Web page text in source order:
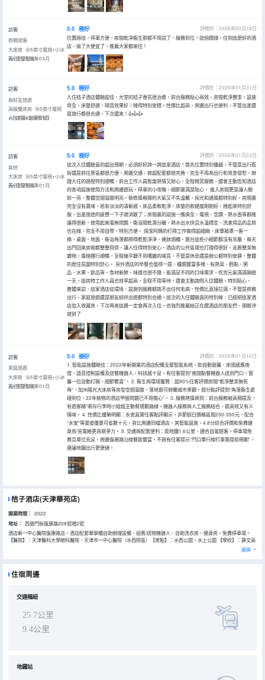
訪客
商務旅客
大床房（65英寸電視+小冰
箱+全屋智能）
入住於2026年03月
5.0 極好
評價於：2026年03月18日
位置絕佳，停車方便，房間乾淨衞生那都不用説了，服務到位！這個價錢，住到這麼好的酒
店，撿了大便宜了，推薦大家都來住！
訪客
與好友旅遊
高級雙床房（65英寸電視
+小冰箱+全屋智能）
入住於2026年01月
5.0 極好
評價於：2026年01月31日
入住桔子酒店體驗超佳，大堂的桔子香氛很治癒，前台服務貼心高效。房間乾淨整潔，設施
齊全，床墊舒適，隔音效果好，睡得特別安穩。性價比超高，周邊出行也便利，不管出差還
是旅行都很合適，下次還來！👍👍👍
訪客
其他
大床房（65英寸電視+小冰
箱+全屋智能）
入住於2026年01月
5.0 極好
評價於：2026年01月23日
這次入住體驗真的超出預期，必須好好誇一誇這家酒店！首先位置特別優越，不管是出行逛
街還是前往景區都很方便，周邊交通、商超配套都很完善，完全不用為出行和覓食發愁。辦
理入住的過程特別順暢，前台工作人員態度熱情又耐心，全程微笑服務，還會主動告知酒店
的各項設施使用方法和周邊遊玩、停車的小攻略，細節裏滿是貼心。 進入房間更是讓人眼
前一亮，整體空間寬敞明亮，裝修風格簡約大氣又不失温馨，採光和通風都特別好，房間裏
完全沒有異味，衹有淡淡的清新感。床品柔軟乾淨，床墊的軟硬度剛剛好，睡起來特別舒
服，出差旅途的疲憊一下子就消散了；房間裏的設施一應俱全，電視、空調、熱水壺等都維
護得很新，使用起來毫無問題，衞浴間乾濕分離，熱水出水快且水温穩定，洗漱用品的品質
也在線，完全不用自帶，特別方便。 保潔阿姨的打掃工作做得超細緻，床單被罩一客一
換，桌面、地面、衞浴角落都擦得乾乾淨淨，連牀頭櫃、窗台這些小細節都沒有灰塵，每天
出門回來房間都整整齊齊，讓人住得特別安心。酒店的公共區域也打理得很好，走廊整潔無
雜物，電梯運行順暢，全程幾乎聽不到嘈雜的噪音，不管是休息還是辦公都特別安靜，整體
的居住氛圍特別舒心。 另外酒店的早餐也值得一提，種類豐富多樣，有熱菜、麪點、粥
品、水果、飲品等，食材新鮮，味道也很不錯，能滿足不同的口味需求，吃完元氣滿滿開啟
一天。退房時工作人員也效率超高，全程不用等待，還會主動詢問入住體驗，特別貼心。
整體來説，這家酒店從環境、設施到服務都挑不出任何毛病，性價比直接拉滿，不管是商務
出行、家庭旅遊還是朋友結伴出遊都特別合適。這次的入住體驗真的特別棒，已經把這家酒
店加入收藏夾，下次再來這邊一定會再次入住，也強烈推薦給正在選酒店的朋友們，閉眼沖
就對了
訪客
家庭旅遊
大床房（65英寸電視+小冰
箱+全屋智能）
入住於2026年01月
5.0 極好
評價於：2026年01月16日
1. 智能設施體驗佳：2022年新開業的酒店配備全屋智能系統，如自動窗簾、床頭感應夜
燈、語音控制設備及送餐機器人，科技感十足。有住客提到“夜間點餐機器人送到門口，窗
簾一拉自動打開，細節驚喜”。 2. 衞生與環境獲贊：超90%住客評價房間“乾淨整潔無死
角”，加州陽光大床房等房型空間寬敞，落地窗可俯瞰城市景觀。部分點評提到“角落衞生處
理到位，22年裝修的酒店甲醛問題已不用擔心”。 3. 服務熱情周到：前台服務被高頻提及，
有遊客稱“寄存行李時小姐姐主動幫規劃路線。機器人服務與人工服務結合，既高效又有人
情味。 4. 性價比優勢明顯：永安真實住客點評顯示，非節假日價格區間250-350元，配合
“永安”等渠道優惠可省數十元。對比周邊同檔酒店，其智能設施、4.8分綜合評價和免費健
身房/充電樁更具競爭力。 5. 交通與配套便利：距地鐵1.6公里，適合自駕遊客。停車場免
費且車位充足，周邊復康路沿線餐飲豐富。不過有住客提示“門口單行線打車需提前規劃”，
建議地鐵出行更便捷。
桔子酒店(天津華苑店)
開業時間： 2022
地址：
西營門街復康路208號增2號
酒店新一中心醫院復康路店，酒店配套華掌櫃自助辦理設備、迎賓/送物機器人、自助洗衣房、健身房，免費停車場。
【醫院】：天津醫科大學眼科醫院，天津市一中心醫院（水西院區）【景點】：水西公園，水上公園 【學校】：靜文高
中，城建大學，寶德商業大學，【娛樂】物美超市，大吉利網球俱樂部，大吉利足球夢劇場。酒店明亮簡約的裝修風格
使您在勞累的旅途中增添一絲温馨。我們選用天然精油洗沐用品，小度智能語音控制系統，聲控床頭燈設計，可投屏65
展開
住宿周邊
交通樞紐
25.7公里
9.4公里
地鐵站